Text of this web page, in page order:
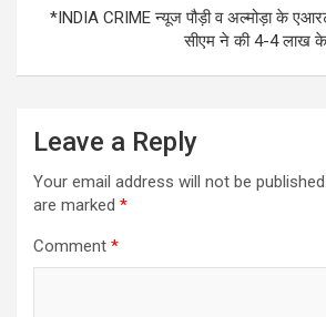
*INDIA CRIME न्यूज पौड़ी व अल्मोड़ा के
सीएम ने की 4-4 लाख
Leave a Reply
Your email address will not be published.
are marked *
Comment *